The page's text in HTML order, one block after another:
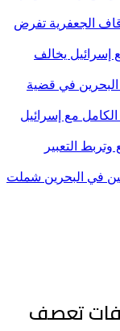
الجعفرية تفرض
إسرائيل يخالف
البحرين في قضية
مع إسرائيل
التعبير
في البحرين شملت
تعصف